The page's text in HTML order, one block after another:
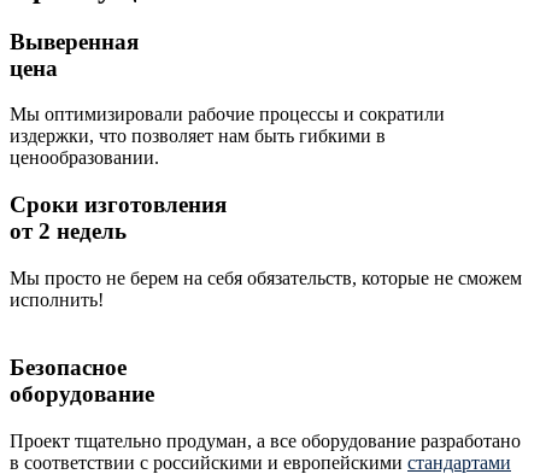
Выверенная
цена
Мы оптимизировали рабочие процессы и сократили
издержки, что позволяет нам быть гибкими в
ценообразовании.
Сроки изготовления
от 2 недель
Мы просто не берем на себя обязательств, которые не сможем
исполнить!
Безопасное
оборудование
Проект тщательно продуман, а все оборудование разработано
в соответствии с российскими и европейскими стандартами